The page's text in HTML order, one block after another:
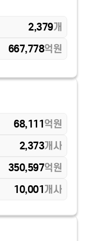
2,379개
667,778억원
68,111억원
2,373개사
350,597억원
10,001개사